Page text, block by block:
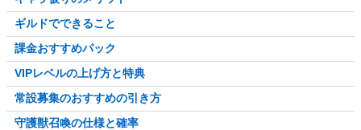
ギルドでできること
課金おすすめパック
VIPレベルの上げ方と特典
常設募集のおすすめの引き方
守護獣召喚の仕様と確率